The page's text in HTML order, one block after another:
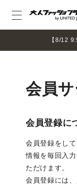
【8/12
会員
会員登録に
会員登録をし
情報を毎回入
ただけます。
会員登録には